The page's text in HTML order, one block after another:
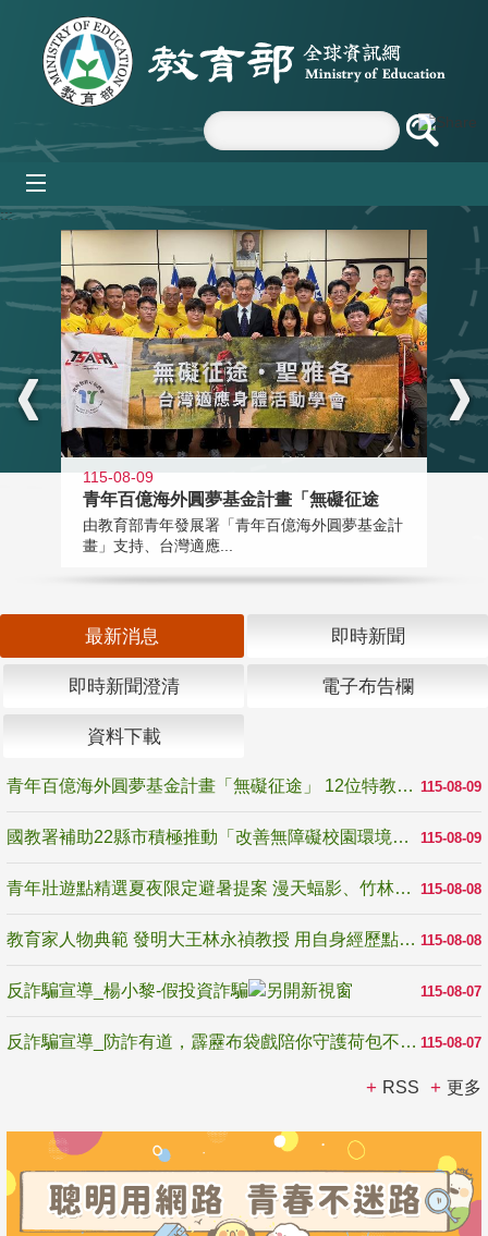
跳到主要內容區塊
:::
115-08-09
青年百億海外圓夢基金計畫「無礙征途
由教育部青年發展署「青年百億海外圓夢基金計
畫」支持、台灣適應...
最新消息 即時新聞
即時新聞澄清 電子布告欄
資料下載
115-08-09
青年百億海外圓夢基金計畫「無礙征途」 12位特教與弱勢青年勇闖西班牙 跨越感官限制見證生命蛻變
115-08-09
國教署補助22縣市積極推動「改善無障礙校園環境計畫」 打造友善、安全、無礙學習空間
115-08-08
青年壯遊點精選夏夜限定避暑提案 漫天蝠影、竹林尋蛙、茶香夜觀 邀青年暮色出發
115-08-08
教育家人物典範 發明大王林永禎教授 用自身經歷點亮學生的路
115-08-07
反詐騙宣導_楊小黎-假投資詐騙
115-08-07
反詐騙宣導_防詐有道，霹靂布袋戲陪你守護荷包不受騙
RSS 更多